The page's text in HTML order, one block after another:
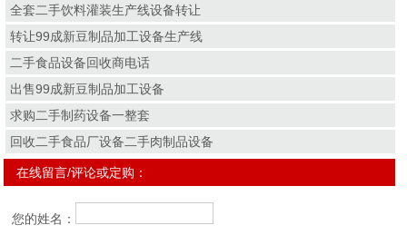
全套二手饮料灌装生产线设备转让
转让99成新豆制品加工设备生产线
二手食品设备回收商电话
出售99成新豆制品加工设备
求购二手制药设备一整套
回收二手食品厂设备二手肉制品设备
在线留言/评论或定购：
您的姓名：